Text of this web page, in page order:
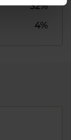
32%
4%